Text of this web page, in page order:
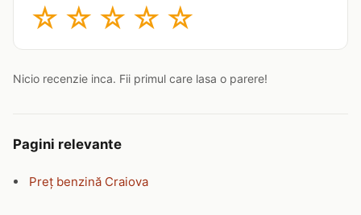
☆ ☆ ☆ ☆ ☆
Nicio recenzie inca. Fii primul care lasa o parere!
Pagini relevante
Preț benzină Craiova